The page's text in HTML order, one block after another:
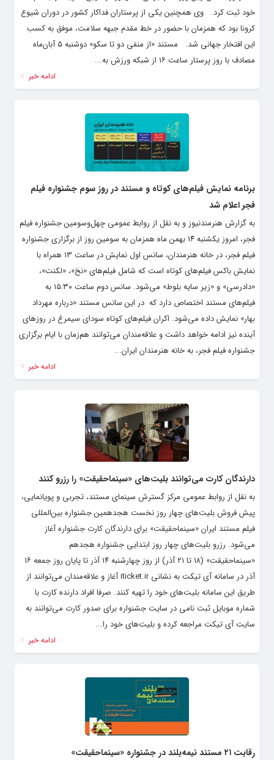
خود ثبت کرد. وی همچنین یکی از پرستاران فداکار کشور در دوران شیوع
کرونا بود که همزمان با حضور در خط مقدم جبهه سلامت، موفق به کسب
این افتخار جهانی شد. مستند «از منفی دو تا سکو» دوشنبه ۵ آبان‌ماه
مصادف با روز پرستار ساعت ۱۶ از شبکه ورزش به...
ادامه خبر
برنامه نمایش فیلم‌های کوتاه و مستند در روز سوم جشنواره فیلم
فجر اعلام شد
به گزارش هنرمندنیوز و به نقل از روابط عمومی چهل‌وسومین جشنواره فیلم
فجر، امروز یکشنبه ۱۴ بهمن ماه همزمان به سومین روز از برگزاری جشنواره
فیلم فجر، در خانه هنرمندان، سانس اول نمایش در ساعت ۱۳ همراه با
نمایش باکس فیلم‌های کوتاه است که شامل فیلم‌های «نخ»، «لکنت»،
«دادرسی» و «زیر سایه بلوط» می‌شود. سانس دوم ساعت ۱۵:۳۰ به
فیلم‌های مستند اختصاص دارد که در این سانس مستند «درباره مهرداد
بهار» نمایش داده می‌شود. اکران فیلم‌های کوتاه سودای سیمرغ در روزهای
آینده نیز ادامه خواهد داشت و علاقه‌مندان می‌توانند هم‌زمان با ایام برگزاری
جشنواره فیلم فجر، به خانه هنرمندان ایران...
ادامه خبر
دارندگان کارت می‌توانند بلیت‌های «سینماحقیقت» را رزرو کنند
به نقل از روابط عمومی مرکز گسترش سینمای مستند، تجربی و پویانمایی،
پیش فروش بلیت‌های چهار روز نخست هجدهمین جشنواره بین‌المللی
فیلم مستند ایران «سینماحقیقت» برای دارندگان کارت جشنواره آغاز
می‌شود. رزرو بلیت‌های چهار روز ابتدایی جشنواره هجدهم
«سینماحقیقت» (۱۸ تا ۲۱ آذر) از روز چهارشنبه ۱۴ آذر تا پایان روز جمعه ۱۶
آذر در سامانه آی تیکت به نشانی iticket.ir آغاز و علاقه‌مندان می‌توانند از
طریق این سامانه بلیت‌های خود را تهیه کنند. صرفا افراد دارنده کارت با
شماره موبایل ثبت نامی در سایت جشنواره برای صدور کارت می‌توانند به
سایت آی تیکت مراجعه کرده و بلیت‌های خود را...
ادامه خبر
رقابت ۲۱ مستند نیمه‌بلند در جشنواره «سینماحقیقت»